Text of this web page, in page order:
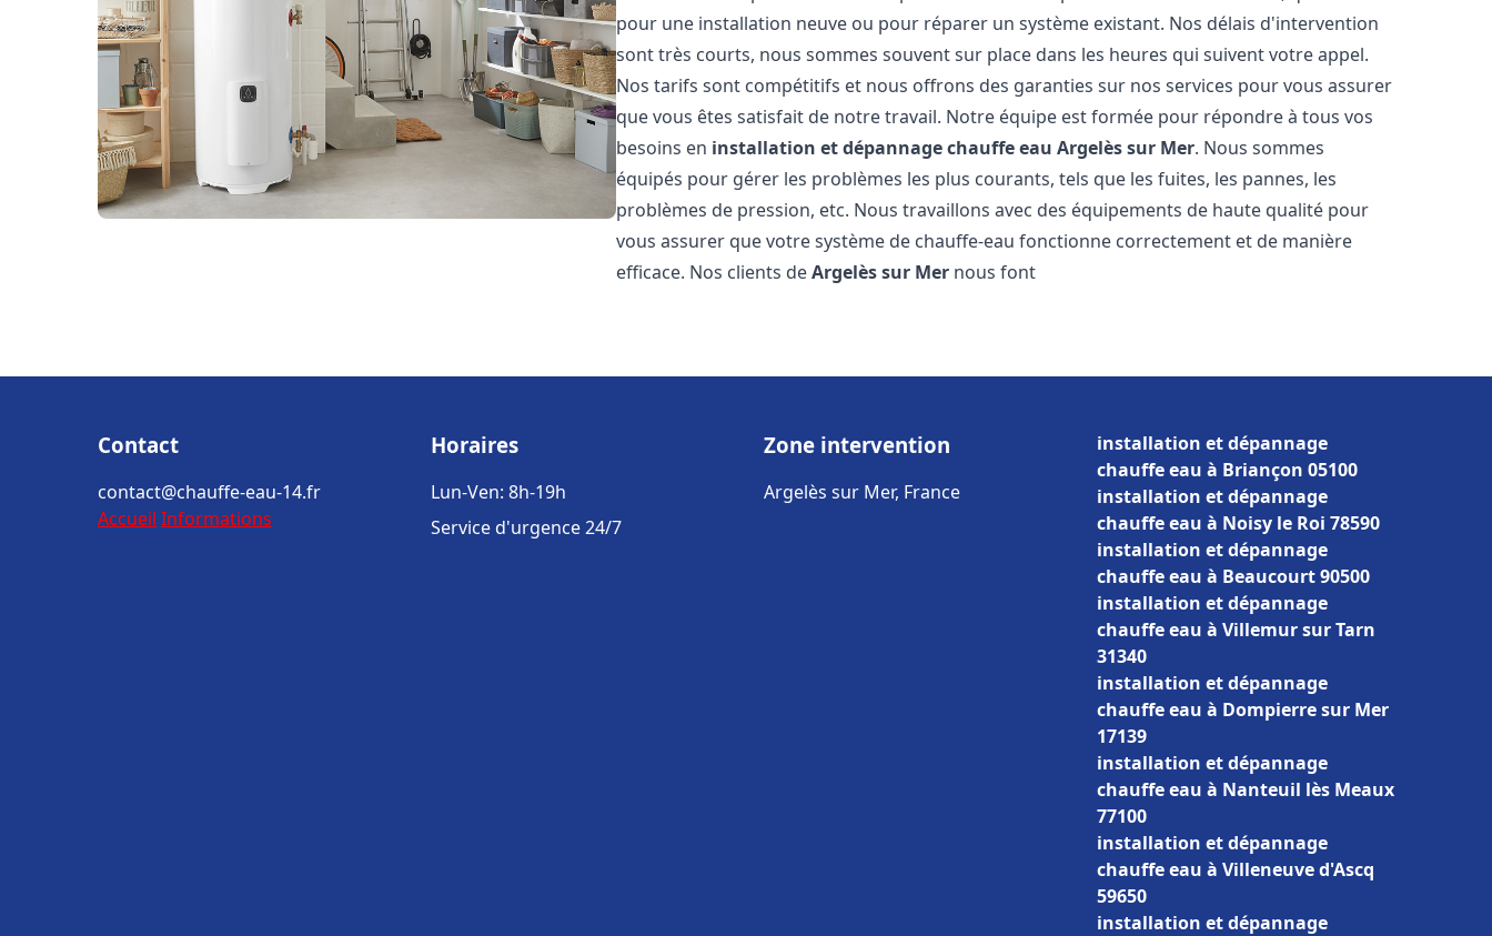
pour une installation neuve ou pour réparer un système existant. Nos délais d'intervention
sont très courts, nous sommes souvent sur place dans les heures qui suivent votre appel.
Nos tarifs sont compétitifs et nous offrons des garanties sur nos services pour vous assurer
que vous êtes satisfait de notre travail. Notre équipe est formée pour répondre à tous vos
besoins en installation et dépannage chauffe eau Argelès sur Mer. Nous sommes
équipés pour gérer les problèmes les plus courants, tels que les fuites, les pannes, les
problèmes de pression, etc. Nous travaillons avec des équipements de haute qualité pour
vous assurer que votre système de chauffe-eau fonctionne correctement et de manière
efficace. Nos clients deArgelès sur Mer nous font
Contact
contact@chauffe-eau-14.fr
Accueil Informations
Horaires
Lun-Ven: 8h-19h
Service d'urgence 24/7
Zone intervention
Argelès sur Mer, France
installation et dépannage
chauffe eau à Briançon 05100
installation et dépannage
chauffe eau à Noisy le Roi 78590
installation et dépannage
chauffe eau à Beaucourt 90500
installation et dépannage
chauffe eau à Villemur sur Tarn
31340
installation et dépannage
chauffe eau à Dompierre sur Mer
17139
installation et dépannage
chauffe eau à Nanteuil lès Meaux
77100
installation et dépannage
chauffe eau à Villeneuve d'Ascq
59650
installation et dépannage